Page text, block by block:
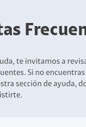
te invitamos a
Si no
sección de ayuda,